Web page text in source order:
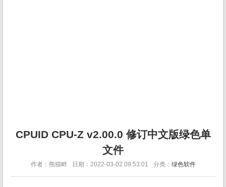
CPUID CPU-Z v2.00.0 修订中文版绿色单
文件
作者：熊猫畔 日期：2022-03-02 09:53:01 分类： 绿色软件